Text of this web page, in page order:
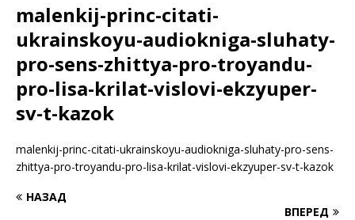
malenkij-princ-citati-
ukrainskoyu-audiokniga-sluhaty-
pro-sens-zhittya-pro-troyandu-
pro-lisa-krilat-vislovi-ekzyuper-
sv-t-kazok
malenkij-princ-citati-ukrainskoyu-audiokniga-sluhaty-pro-sens-
zhittya-pro-troyandu-pro-lisa-krilat-vislovi-ekzyuper-sv-t-kazok
НАЗАД
ВПЕРЕД